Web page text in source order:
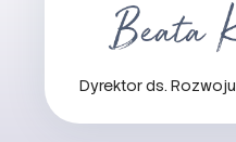
Dyrektor ds. Rozwoju